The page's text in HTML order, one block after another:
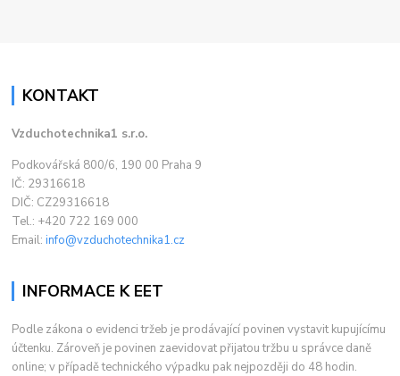
KONTAKT
Vzduchotechnika1 s.r.o.
Podkovářská 800/6, 190 00 Praha 9
IČ: 29316618
DIČ: CZ29316618
Tel.: +420 722 169 000
Email:info@vzduchotechnika1.cz
INFORMACE K EET
Podle zákona o evidenci tržeb je prodávající povinen vystavit kupujícímu
účtenku. Zároveň je povinen zaevidovat přijatou tržbu u správce daně
online; v případě technického výpadku pak nejpozději do 48 hodin.